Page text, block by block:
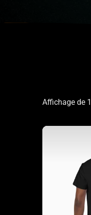
Affichage de